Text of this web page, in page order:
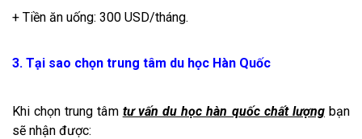
+ Tiền ăn uống: 300 USD/tháng.
3. Tại sao chọn trung tâm du học Hàn Quốc
Khi chọn trung tâm tư vấn du học hàn quốc chất lượngbạn
sẽ nhận được: